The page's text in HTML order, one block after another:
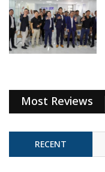
Most Reviews
RECENT